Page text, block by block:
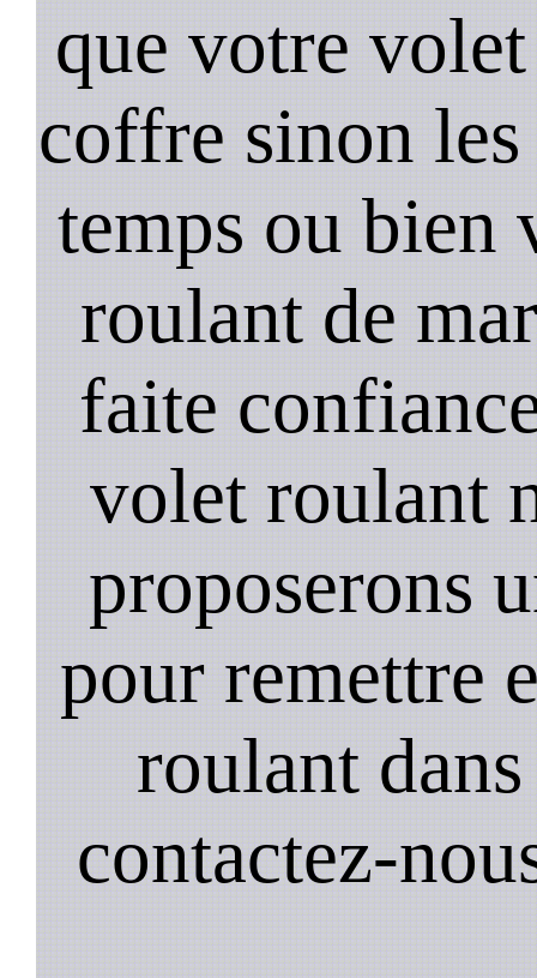
que votre
coffre sinon les
temps ou bien
roulant de
faite
volet roulant
proposerons
pour remettre
roulant
contactez-